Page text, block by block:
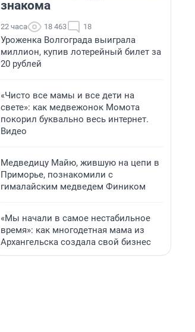
знакома
22 часа 18 463 18
Уроженка Волгограда выиграла
миллион, купив лотерейный билет за
20 рублей
«Чисто все мамы и все дети на
свете»: как медвежонок Момота
покорил буквально весь интернет.
Видео
Медведицу Майю, жившую на цепи в
Приморье, познакомили с
гималайским медведем Фиником
«Мы начали в самое нестабильное
время»: как многодетная мама из
Архангельска создала свой бизнес